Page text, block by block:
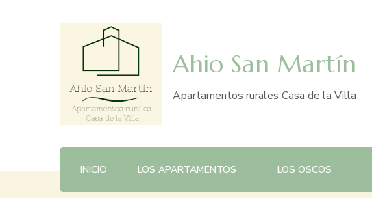
Ahio San Martín
Apartamentos rurales Casa de la Villa
INICIO LOS APARTAMENTOS LOS OSCOS